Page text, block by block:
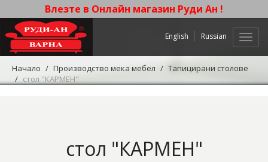
Влезте в Онлайн магазин Руди Ан !
English Russian
Начало Производство мека мебел
Тапицирани столове
стол "КАРМЕН"
стол "КАРМЕН"